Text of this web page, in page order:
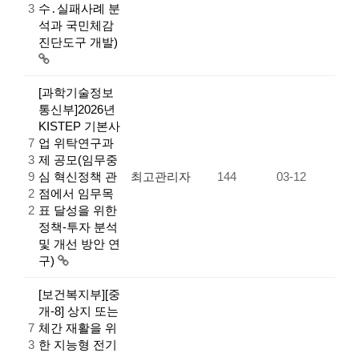
3 수․실패사례 분
석과 국민체감
진단도구 개발)
7
3
9
2
2
[과학기술정보
통신부]2026년
KISTEP 기본사
업 위탁연구과
제 공모(임무중
심 혁신정책 관
점에서 임무목
표 달성을 위한
정책-투자 분석
및 개선 방안 연
구)
최고관리자 144 03-12
7
3
[보건복지부][중
개-8] 상지 또는
체간 재활을 위
한 지능형 전기